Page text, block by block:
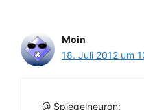
Moin
18. Juli 2012 um
@ Spiegelneuron: